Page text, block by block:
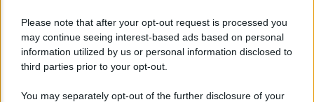
Please note that after your opt-out request is processed you
may continue seeing interest-based ads based on personal
information utilized by us or personal information disclosed to
third parties prior to your opt-out.
You may separately opt-out of the further disclosure of your
Agenzia EvolutionAdv